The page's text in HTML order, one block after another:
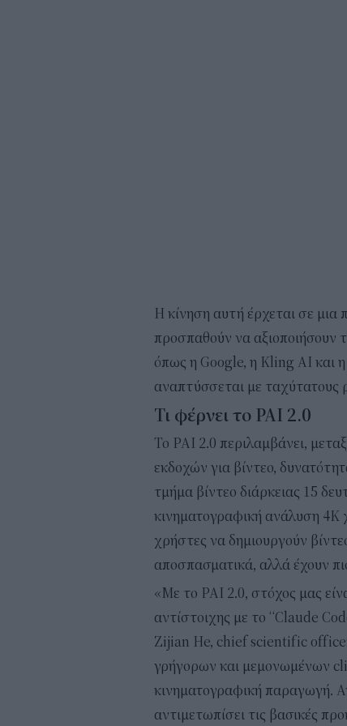
Η κίνηση αυτή έρχεται σε μια
προσπαθούν να αξιοποιήσουν
όπως η Google, η Kling AI και
αναπτύσσεται με ταχύτατους
Τι φέρνει το PAI 2.0
Το PAI 2.0 περιλαμβάνει,
εκδοχών για βίντεο,
τμήμα βίντεο διάρκειας 15
κινηματογραφική ανάλυση 4K
χρήστες να δημιουργούν
αποσπασματικά, αλλά έχουν
«Με το PAI 2.0, στόχος μας
αντίστοιχης με το “Claude
Zijian He, chief scientific
γρήγορων και μεμονωμένων
κινηματογραφική παραγωγή.
αντιμετωπίσει τις βασικές